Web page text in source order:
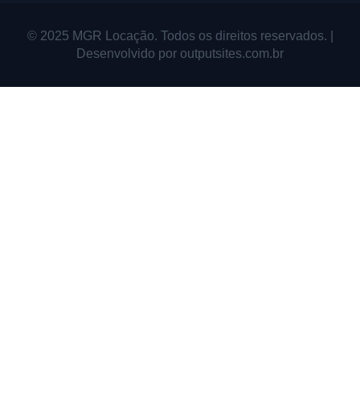
© 2025 MGR Locação. Todos os direitos reservados. |
Desenvolvido por outputsites.com.br